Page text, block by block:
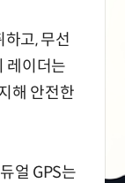
고, 무선
레이더는
해 안전한
얼 GPS는